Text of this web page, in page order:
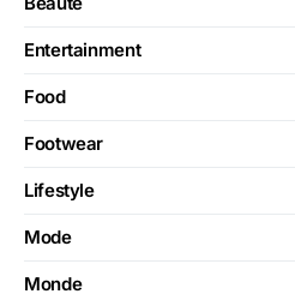
Entertainment
Food
Footwear
Lifestyle
Mode
Monde